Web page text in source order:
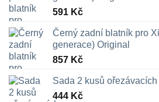
591 Kč
Černý zadní blatník pro
generace) Original
857 Kč
Sada 2 kusů
444 Kč